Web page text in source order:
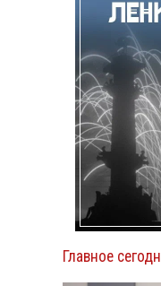
Главное